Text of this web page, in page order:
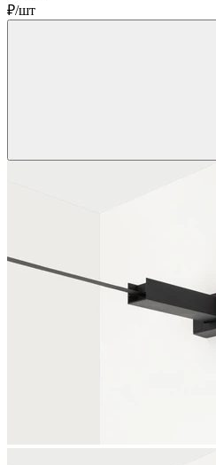
₽/шт